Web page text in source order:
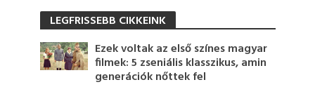
LEGFRISSEBB CIKKEINK
Ezek voltak az első színes magyar
filmek: 5 zseniális klasszikus, amin
generációk nőttek fel